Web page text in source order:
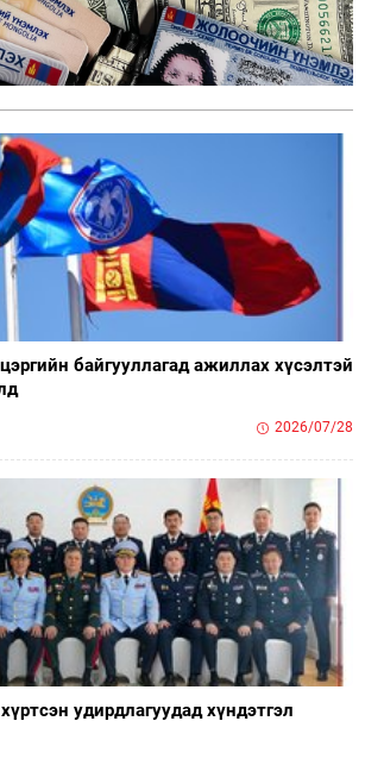
байгууллагад ажиллах хүсэлтэй
2026/07/28
удирдлагуудад хүндэтгэл